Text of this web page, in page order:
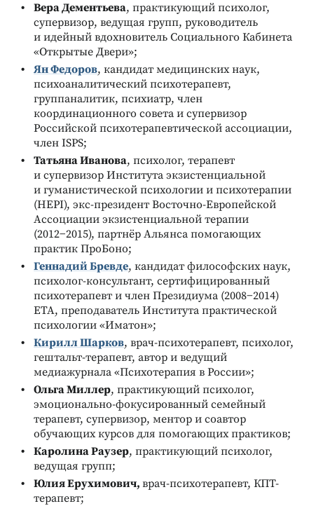
Вера Дементьева, практикующий психолог,
супервизор, ведущая групп, руководитель
и идейный вдохновитель Социального Кабинета
«Открытые Двери»;
Ян Федоров, кандидат медицинских наук,
психоаналитический психотерапевт,
группаналитик, психиатр, член
координационного совета и супервизор
Российской психотерапевтической ассоциации,
член ISPS;
Татьяна Иванова, психолог, терапевт
и супервизор Института экзистенциальной
и гуманистической психологии и психотерапии
(HEPI), экс-президент Восточно-Европейской
Ассоциации экзистенциальной терапии
(2012−2015), партнёр Альянса помогающих
практик ПроБоно;
Геннадий Бревде, кандидат философских наук,
психолог-консультант, сертифицированный
психотерапевт и член Президиума (2008−2014)
ЕТА, преподаватель Института практической
психологии «Иматон»;
Кирилл Шарков, врач-психотерапевт, психолог,
гештальт-терапевт, автор и ведущий
медиажурнала «Психотерапия в России»;
Ольга Миллер, практикующий психолог,
эмоционально-фокусированный семейный
терапевт, супервизор, ментор и соавтор
обучающих курсов для помогающих практиков;
Каролина Раузер, практикующий психолог,
ведущая групп;
Юлия Ерухимович, врач-психотерапевт, КПТ-
терапевт;